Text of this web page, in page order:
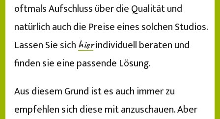
oftmals Aufschluss über die Qualität und
natürlich auch die Preise eines solchen Studios.
Lassen Sie sich hierindividuell beraten und
finden sie eine passende Lösung.
Aus diesem Grund ist es auch immer zu
empfehlen sich diese mit anzuschauen. Aber